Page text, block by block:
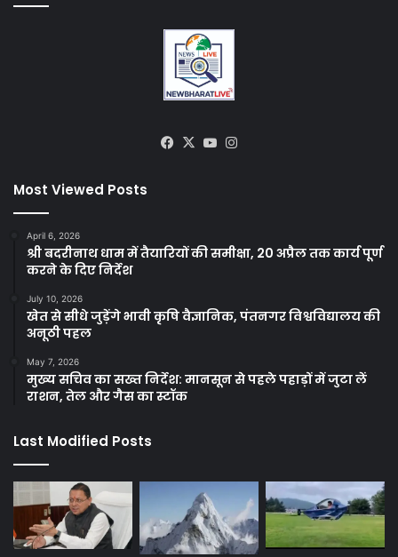
Facebook
X YouTube
Most Viewed Posts
April 6, 2026
श्री बदरीनाथ धाम में तैयारियों की समीक्षा, 20 अप्रैल तक कार्य पूर्ण
करने के दिए निर्देश
July 10, 2026
खेत से सीधे जुड़ेंगे भावी कृषि वैज्ञानिक, पंतनगर विश्वविद्यालय की
अनूठी पहल
May 7, 2026
मुख्य सचिव का सख्त निर्देश: मानसून से पहले पहाड़ों में जुटा लें
राशन, तेल और गैस का स्टॉक
Last Modified Posts